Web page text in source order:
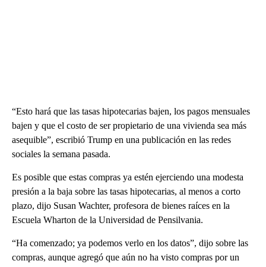
“Esto hará que las tasas hipotecarias bajen, los pagos mensuales
bajen y que el costo de ser propietario de una vivienda sea más
asequible”, escribió Trump en una publicación en las redes
sociales la semana pasada.
Es posible que estas compras ya estén ejerciendo una modesta
presión a la baja sobre las tasas hipotecarias, al menos a corto
plazo, dijo Susan Wachter, profesora de bienes raíces en la
Escuela Wharton de la Universidad de Pensilvania.
“Ha comenzado; ya podemos verlo en los datos”, dijo sobre las
compras, aunque agregó que aún no ha visto compras por un